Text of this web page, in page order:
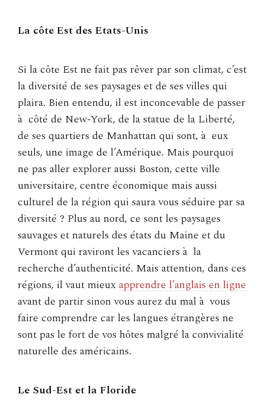
La côte Est des Etats-Unis
Si la côte Est ne fait pas rêver par son climat, c’est
la diversité de ses paysages et de ses villes qui
plaira. Bien entendu, il est inconcevable de passer
à côté de New-York, de la statue de la Liberté,
de ses quartiers de Manhattan qui sont, à eux
seuls, une image de l’Amérique. Mais pourquoi
ne pas aller explorer aussi Boston, cette ville
universitaire, centre économique mais aussi
culturel de la région qui saura vous séduire par sa
diversité ? Plus au nord, ce sont les paysages
sauvages et naturels des états du Maine et du
Vermont qui raviront les vacanciers à la
recherche d’authenticité. Mais attention, dans ces
régions, il vaut mieux apprendre l’anglais en ligne
avant de partir sinon vous aurez du mal à vous
faire comprendre car les langues étrangères ne
sont pas le fort de vos hôtes malgré la convivialité
naturelle des américains.
Le Sud-Est et la Floride